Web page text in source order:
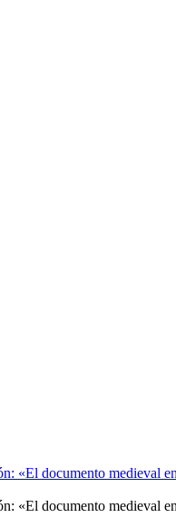
«El documento medieval
«El documento medieval